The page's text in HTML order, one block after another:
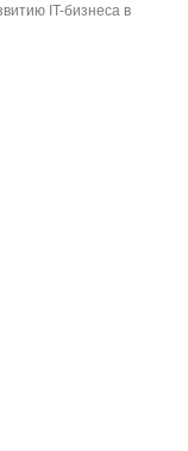
IT-бизнеса в